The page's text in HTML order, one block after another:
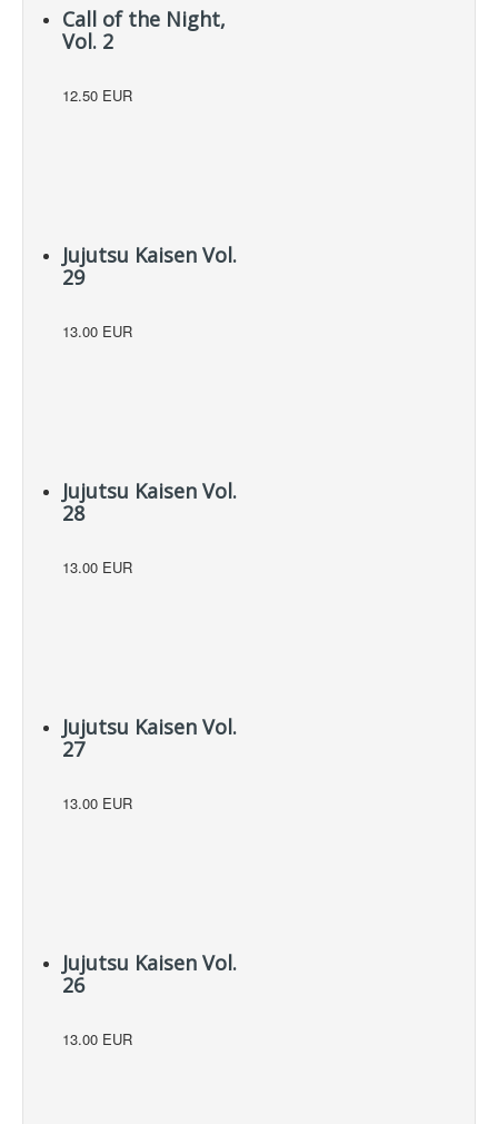
Call of the Night,
Vol. 2
12.50 EUR
Jujutsu Kaisen Vol.
29
13.00 EUR
Jujutsu Kaisen Vol.
28
13.00 EUR
Jujutsu Kaisen Vol.
27
13.00 EUR
Jujutsu Kaisen Vol.
26
13.00 EUR